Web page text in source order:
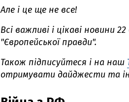
Але і це ще не все!
Всі важливі і цікаві новини
"Європейської правди".
Також підписуйтеся і на наш
отримувати дайджести та